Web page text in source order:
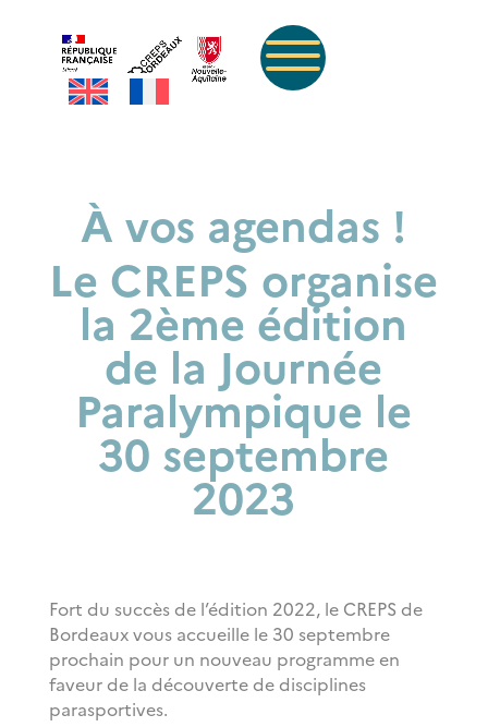
À vos agendas !
Le CREPS organise
la 2ème édition
de la Journée
Paralympique le
30 septembre
2023
Fort du succès de l’édition 2022, le CREPS de
Bordeaux vous accueille le 30 septembre
prochain pour un nouveau programme en
faveur de la découverte de disciplines
parasportives.